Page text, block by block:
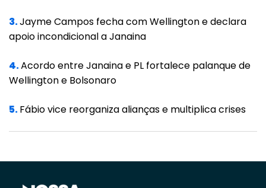
do Procon nas unidades do Ganha Tempo de
Cuiabá e no Centro Estadual de Cidadania,
também das 8h às 17h.
3.Jayme Campos fecha com Wellington e declara
apoio incondicional a Janaina
4.Acordo entre Janaina e PL fortalece palanque de
Wellington e Bolsonaro
5.Fábio vice reorganiza alianças e multiplica crises